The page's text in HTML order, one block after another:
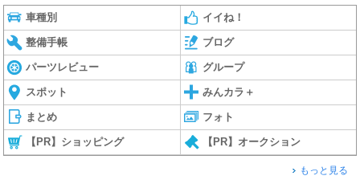
車種別 イイね！
整備手帳 ブログ
パーツレビュー グループ
スポット みんカラ＋
まとめ フォト
【PR】ショッピング 【PR】オークション
もっと見る